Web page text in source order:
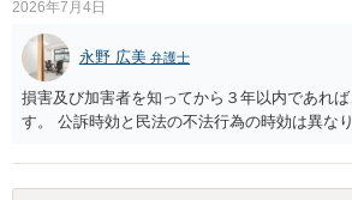
2026年7月4日
永野 広美 弁護士
損害及び加害者を知ってから３年以内であれ
す。 公訴時効と民法の不法行為の時効は異なり